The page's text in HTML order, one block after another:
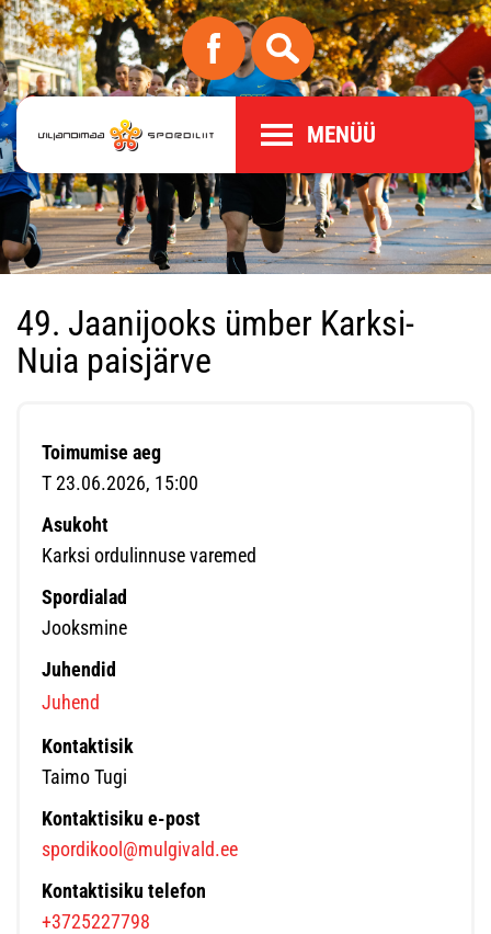
MENÜÜ
49. Jaanijooks ümber Karksi-
Nuia paisjärve
Toimumise aeg
T 23.06.2026, 15:00
Asukoht
Karksi ordulinnuse varemed
Spordialad
Jooksmine
Juhendid
Juhend
Kontaktisik
Taimo Tugi
Kontaktisiku e-post
spordikool@mulgivald.ee
Kontaktisiku telefon
+3725227798